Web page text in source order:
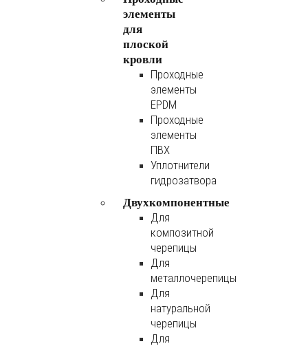
элементы
для
плоской
кровли
Проходные
элементы
EPDM
Проходные
элементы
ПВХ
Уплотнители
гидрозатвора
Двухкомпонентные
Для
композитной
черепицы
Для
металлочерепицы
Для
натуральной
черепицы
Для